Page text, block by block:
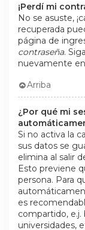
¡Perdí mi
No se asuste,
recuperada
página de
contraseña.
nuevamente
Arriba
¿Por qué mi
Si no activa la
sus datos se
elimina al salir
Esto previene
persona. Para
es
compartido, e.j.
universidades,